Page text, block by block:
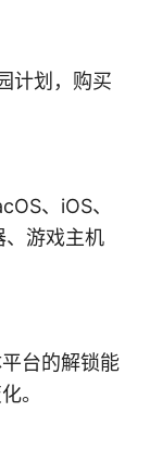
计划，购买
、iOS、
游戏主机
台的解锁能
。